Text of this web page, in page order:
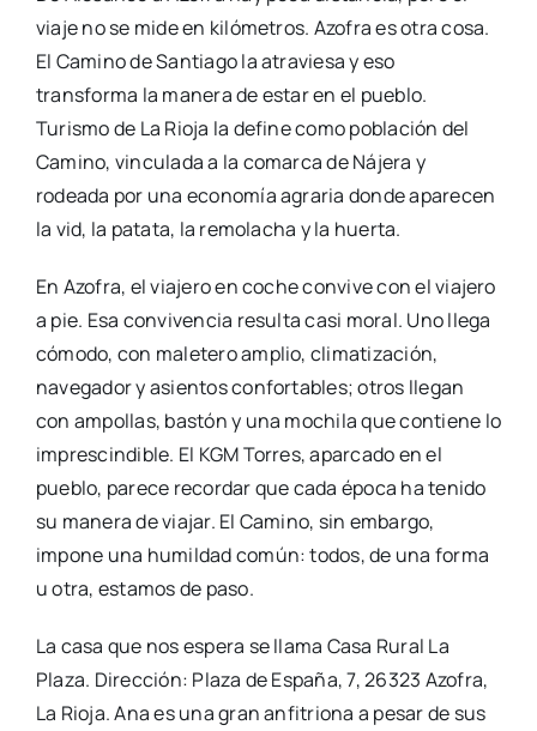
viaje no se mide en kilómetros. Azofra es otra cosa.
El Camino de Santiago la atraviesa y eso
transforma la manera de estar en el pueblo.
Turismo de La Rioja la define como población del
Camino, vinculada a la comarca de Nájera y
rodeada por una economía agraria donde aparecen
la vid, la patata, la remolacha y la huerta.
En Azofra, el viajero en coche convive con el viajero
a pie. Esa convivencia resulta casi moral. Uno llega
cómodo, con maletero amplio, climatización,
navegador y asientos confortables; otros llegan
con ampollas, bastón y una mochila que contiene lo
imprescindible. El KGM Torres, aparcado en el
pueblo, parece recordar que cada época ha tenido
su manera de viajar. El Camino, sin embargo,
impone una humildad común: todos, de una forma
u otra, estamos de paso.
La casa que nos espera se llama Casa Rural La
Plaza. Dirección: Plaza de España, 7, 26323 Azofra,
La Rioja. Ana es una gran anfitriona a pesar de sus